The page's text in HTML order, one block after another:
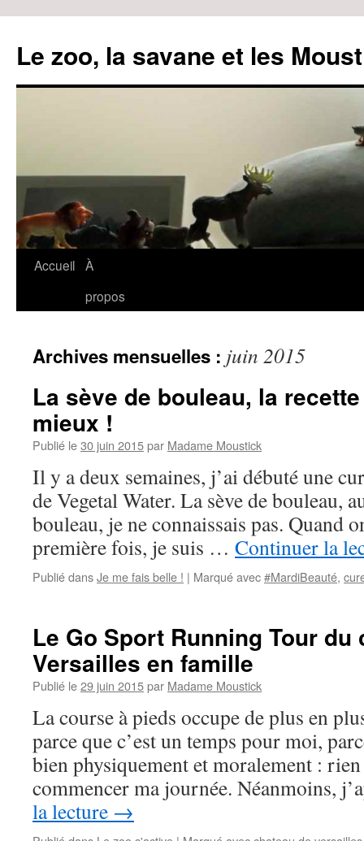
Le zoo, la savane et les
Aller
Accueil À
propos
Archives mensuelles : juin 2015
La sève de bouleau, la
mieux !
Publié le30 juin 2015par Madame Moustick
Il y a deux semaines, j’ai débuté une
de Vegetal Water. La sève de bouleau,
bouleau, je ne connaissais pas. Quand
première fois, je suis … Continuer la
Publié dansJe me fais belle ! | Marqué avec#MardiBeauté,
Le Go Sport Running Tour du
Versailles en famille
Publié le29 juin 2015par Madame Moustick
La course à pieds occupe de plus en
parce que c’est un temps pour moi,
bien physiquement et moralement :
commencer ma journée. Néanmoins,
la lecture →